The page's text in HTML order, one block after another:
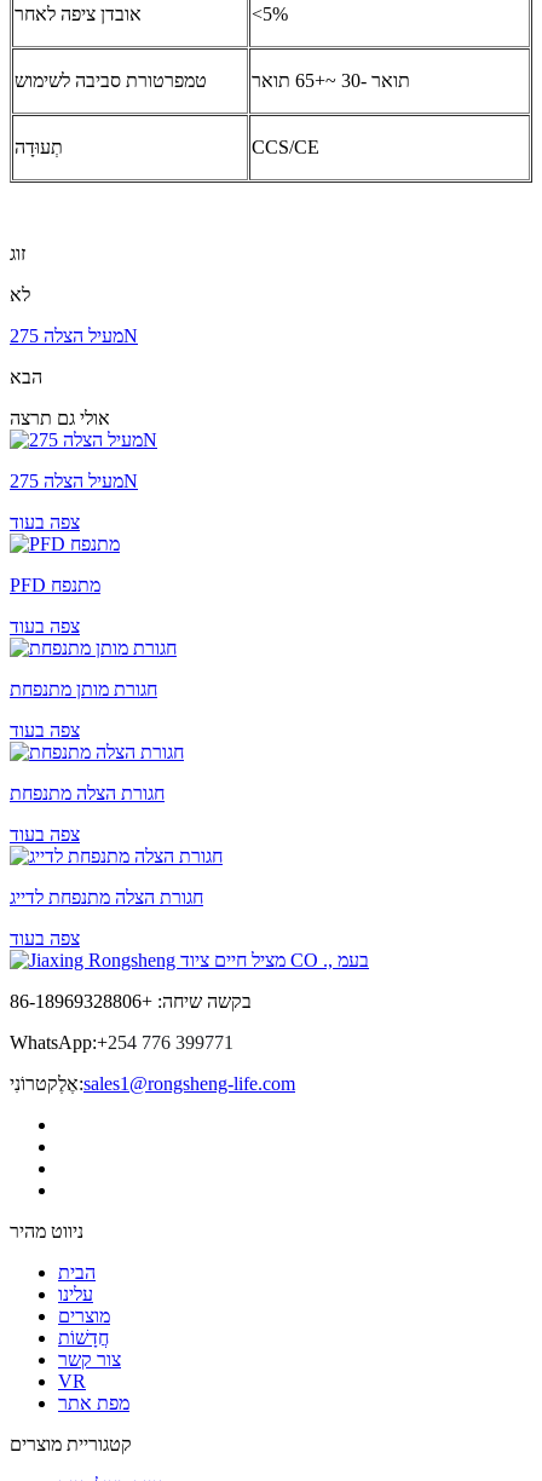
אובדן ציפה לאחר <5%
טמפרטורת סביבה לשימוש תואר -30 ~+65 תואר
תְעוּדָה CCS/CE
זוג
לא
מעיל הצלה 275N
הבא
אולי גם תרצה
מעיל הצלה 275N
צפה בעוד
PFD מתנפח
צפה בעוד
חגורת מותן מתנפחת
צפה בעוד
חגורת הצלה מתנפחת
צפה בעוד
חגורת הצלה מתנפחת לדייג
צפה בעוד
בקשה שיחה: +86-18969328806
WhatsApp:+254 776 399771
אֶלֶקטרוֹנִי:sales1@rongsheng-life.com
ניווט מהיר
הבית
עלינו
מוצרים
חֲדָשׁוֹת
צור קשר
VR
מפת אתר
קטגוריית מוצרים